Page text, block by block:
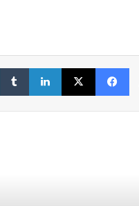
فیسبوک ایکس لینکداین